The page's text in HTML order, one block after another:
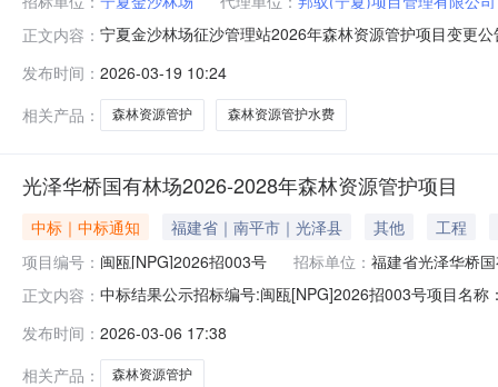
正文内容： 宁夏金沙林场征沙管理站2026年森林资源管护项目变更
33734m；水泵维修电机，叶轮，出水管等共3台，配电
清单。⑵开标时间变
发布时间： 2026-03-19 10:24
相关产品：
森林资源管护 森林资源管护水费
光泽华桥国有林场2026-2028年森林资源管护项目
中标｜中标通知 福建省｜南平市｜光泽县 其他
工程
项目编号： 闽瓯[NPG]2026招003号 招标单位： 福建省光泽华桥
正文内容： 中标结果公示招标编号:闽瓯[NPG]2026招003号项目名
有林场；地址：光泽县华桥乡华桥228号；联系人：黄先
址
发布时间： 2026-03-06 17:38
相关产品：
森林资源管护